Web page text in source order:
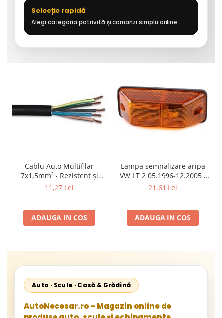
Selecție rapidă
Alegi categoria potrivită și comanzi simplu online.
Cablu Auto Multifilar
7x1,5mm² - Rezistent și
Flexibil pentru Remorci 12V-
11,27 Lei
ADAUGA IN COS
Lampa semnalizare aripa
VW LT 2 05.1996-12.2005 ;
Mercedes Sprinter 1995-
Neoplan Euroliner,
Starliner,Centroliner,
21,61 Lei
ADAUGA IN COS
Auto · Scule · Casă & Grădină
AutoNecesar.ro – Magazin online de